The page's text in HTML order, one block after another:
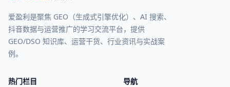
爱盈利是聚焦 GEO（生成式引擎优化）、AI 搜索、
抖音数据与运营推广的学习交流平台，提供
GEO/DSO 知识库、运营干货、行业资讯与实战案
例。
热门栏目
导航